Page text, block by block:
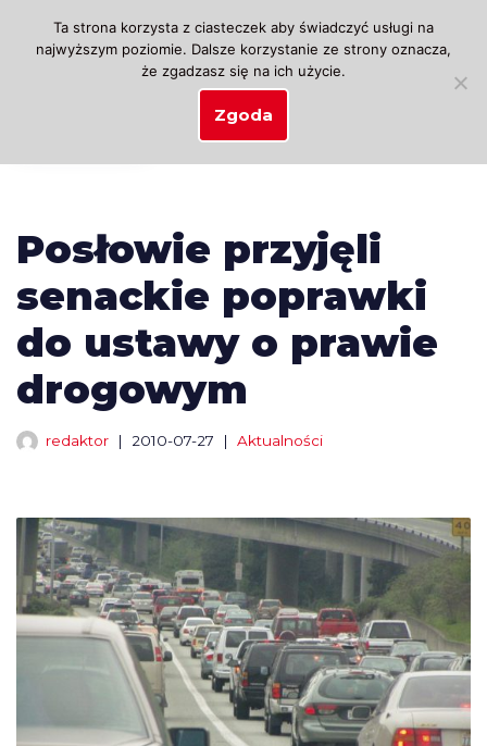
Przejdź
Posłowie przyjęli
senackie poprawki
do ustawy o prawie
drogowym
redaktor 2010-07-27 Aktualności
Ta strona korzysta z ciasteczek aby świadczyć usługi na
najwyższym poziomie. Dalsze korzystanie ze strony oznacza,
że zgadzasz się na ich użycie.
Zgoda